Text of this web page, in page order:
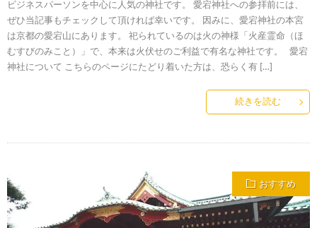
ビジネスパーソンを中心に人気の神社です。 愛宕神社への参拝前には、
ぜひ当記事もチェックして頂ければ幸いです。 因みに、愛宕神社の本宮
は京都の愛宕山にあります。 祀られているのは火の神様「火産霊命（ほ
むすびのみこと）」で、本来は火伏せのご利益で有名な神社です。 愛宕
神社について こちらのページにたどり着いた方は、恐らく有 […]
続きを読む
おすすめ